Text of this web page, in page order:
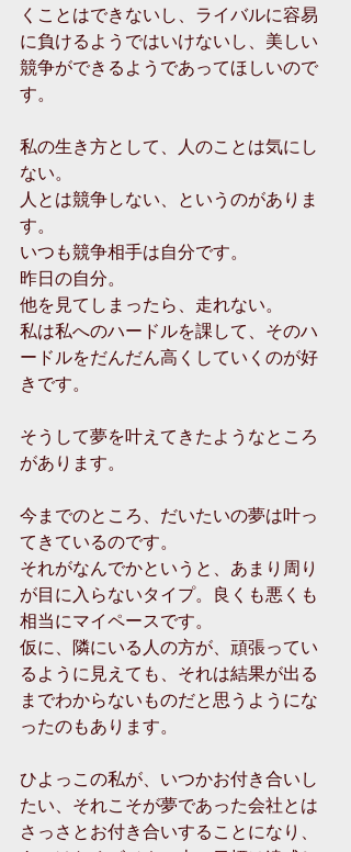
くことはできないし、ライバルに容易
に負けるようではいけないし、美しい
競争ができるようであってほしいので
す。
私の生き方として、人のことは気にし
ない。
人とは競争しない、というのがありま
す。
いつも競争相手は自分です。
昨日の自分。
他を見てしまったら、走れない。
私は私へのハードルを課して、そのハ
ードルをだんだん高くしていくのが好
きです。
そうして夢を叶えてきたようなところ
があります。
今までのところ、だいたいの夢は叶っ
てきているのです。
それがなんでかというと、あまり周り
が目に入らないタイプ。良くも悪くも
相当にマイペースです。
仮に、隣にいる人の方が、頑張ってい
るように見えても、それは結果が出る
までわからないものだと思うようにな
ったのもあります。
ひよっこの私が、いつかお付き合いし
たい、それこそが夢であった会社とは
さっさとお付き合いすることになり、